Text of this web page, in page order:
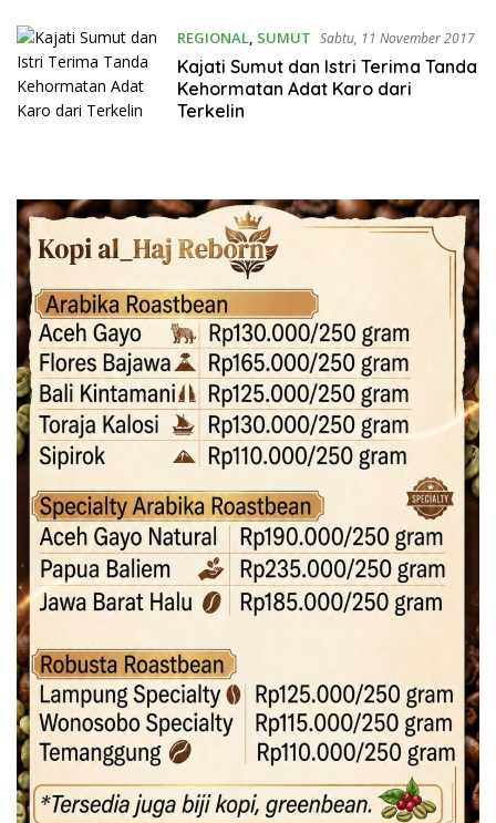
REGIONAL, SUMUT Sabtu, 11 November 2017
Kajati Sumut dan Istri Terima Tanda
Kehormatan Adat Karo dari
Terkelin